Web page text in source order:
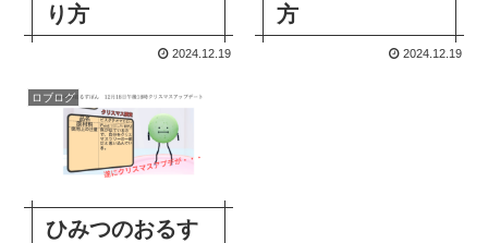
り方
2024.12.19
方
2024.12.19
ロブログ
ひみつのおるす